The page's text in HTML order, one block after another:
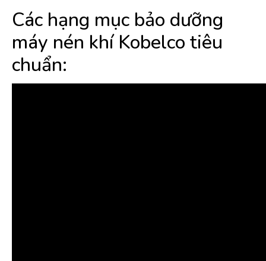
Các hạng mục bảo dưỡng
máy nén khí Kobelco tiêu
chuẩn: